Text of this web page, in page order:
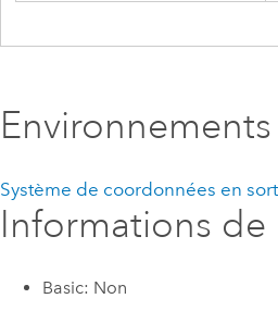
Environnements
Système de coordonnées en
Informations de
Basic: Non